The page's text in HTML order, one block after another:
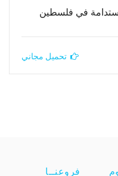
في فلسطين
تحميل مجاني
فروعنــا